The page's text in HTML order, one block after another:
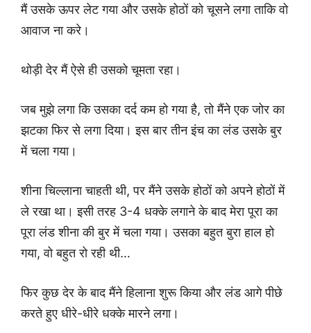
मैं उसके ऊपर लेट गया और उसके होठों को चूसने लगा ताकि वो
आवाज ना करे।
थोड़ी देर मैं ऐसे ही उसको चूमता रहा।
जब मुझे लगा कि उसका दर्द कम हो गया है, तो मैंने एक जोर का
झटका फिर से लगा दिया। इस बार तीन इंच का लंड उसके बुर
में चला गया।
शीना चिल्लाना चाहती थी, पर मैंने उसके होठों को अपने होठों में
ले रखा था। इसी तरह 3-4 धक्के लगाने के बाद मेरा पूरा का
पूरा लंड शीना की बुर में चला गया। उसका बहुत बुरा हाल हो
गया, वो बहुत रो रही थी…
फिर कुछ देर के बाद मैंने हिलाना शुरू किया और लंड आगे पीछे
करते हुए धीरे-धीरे धक्के मारने लगा।